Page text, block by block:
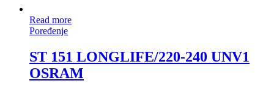
Read more
Poređenje
ST 151 LONGLIFE/220-240 UNV1
OSRAM